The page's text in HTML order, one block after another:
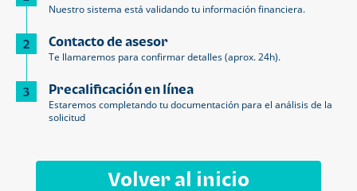
Nuestro sistema está validando tu información financiera.
2 Contacto de asesor
Te llamaremos para confirmar detalles (aprox. 24h).
3 Precalificación en línea
Estaremos completando tu documentación para el análisis de la
solicitud
Volver al inicio